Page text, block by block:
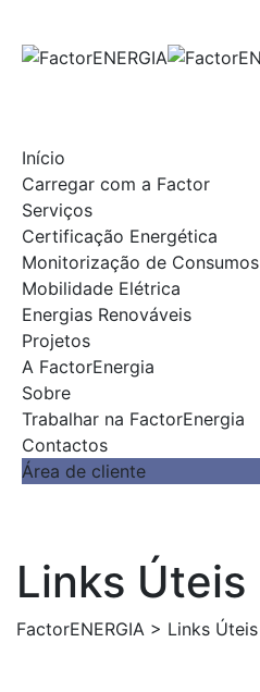
content
Início
Carregar com a Factor
Serviços
Certificação Energética
Monitorização de Consumos
Mobilidade Elétrica
Energias Renováveis
Projetos
A FactorEnergia
Sobre
Trabalhar na FactorEnergia
Contactos
Área de cliente
Links Úteis
FactorENERGIA > Links Úteis